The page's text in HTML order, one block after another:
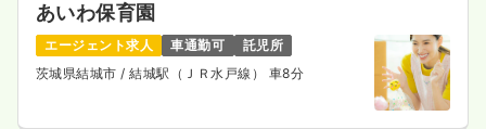
あいわ保育園
エージェント求人 車通勤可
託児所
茨城県結城市/ 結城駅（ＪＲ水戸線） 車8分